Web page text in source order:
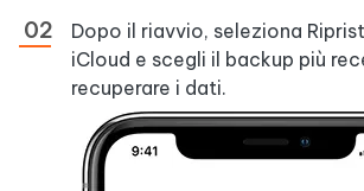
Dopo il riavvio, seleziona
iCloud e scegli il backup più
recuperare i dati.